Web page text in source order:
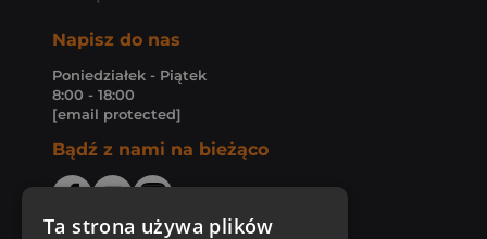
Napisz do nas
Poniedziałek - Piątek
8:00 - 18:00
[email protected]
Bądź z nami na bieżąco
Ta strona używa plików